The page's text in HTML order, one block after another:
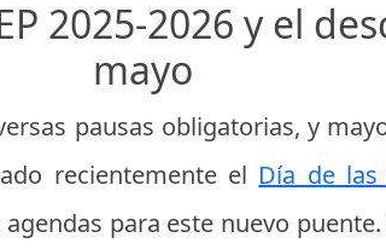
2025-2026 y el
mayo
pausas obligatorias, y
recientemente el Día de las
para este nuevo